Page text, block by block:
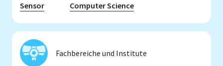
Sensor Computer Science
Fachbereiche und Institute